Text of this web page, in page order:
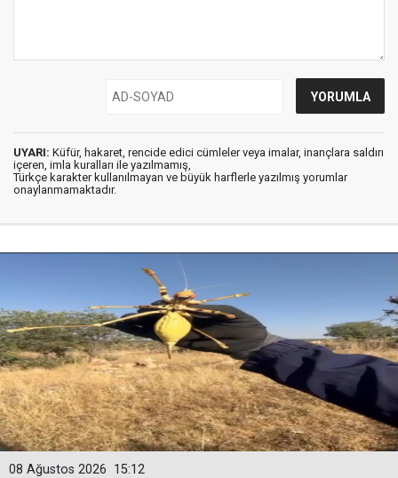
UYARI: Küfür, hakaret, rencide edici cümleler veya imalar, inançlara saldırı
içeren, imla kuralları ile yazılmamış,
Türkçe karakter kullanılmayan ve büyük harflerle yazılmış yorumlar
onaylanmamaktadır.
15:12
08 Ağustos 2026